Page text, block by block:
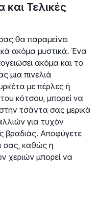
και Τελικές
θα παραμείνει
ακόμα μυστικά. Ένα
ακόμα και το
μια πινελιά
με πέρλες ή
κότσου, μπορεί να
τσάντα σας μερικά
για τυχόν
βραδιάς. Αποφύγετε
σας, καθώς η
χεριών μπορεί να